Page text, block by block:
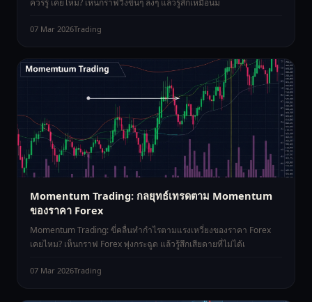
ควรรู้ เคยไหม? เห็นกราฟวิ่งขึ้นๆ ลงๆ แล้วรู้สึกเหมือนม
07 Mar 2026Trading
Momentum Trading: กลยุทธ์เทรดตาม Momentum
ของราคา Forex
Momentum Trading: ขี่คลื่นทำกำไรตามแรงเหวี่ยงของราคา Forex
เคยไหม? เห็นกราฟ Forex พุ่งกระฉูด แล้วรู้สึกเสียดายที่ไม่ได้เ
07 Mar 2026Trading